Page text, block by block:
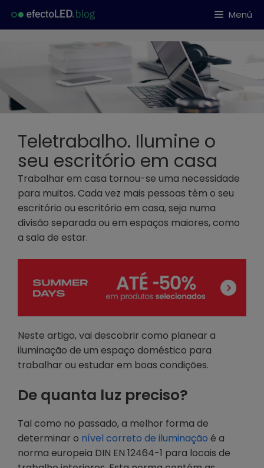
Menú
Teletrabalho. Ilumine o
seu escritório em casa
Trabalhar em casa tornou-se uma necessidade
para muitos. Cada vez mais pessoas têm o seu
escritório ou escritório em casa, seja numa
divisão separada ou em espaços maiores, como
a sala de estar.
Neste artigo, vai descobrir como planear a
iluminação de um espaço doméstico para
trabalhar ou estudar em boas condições.
De quanta luz preciso?
Tal como no passado, a melhor forma de
determinar o nível correto de iluminação é a
norma europeia DIN EN 12464-1 para locais de